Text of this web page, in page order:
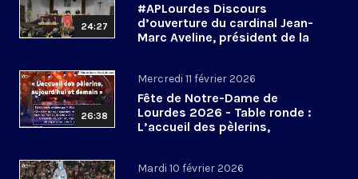
24:27
#APLourdes Discours
d’ouverture du cardinal Jean-
Marc Aveline, président de la
26:38
Mercredi 11 février 2026
Fête de Notre-Dame de
Lourdes 2026 - Table ronde :
L’accueil des pèlerins,
Mardi 10 février 2026